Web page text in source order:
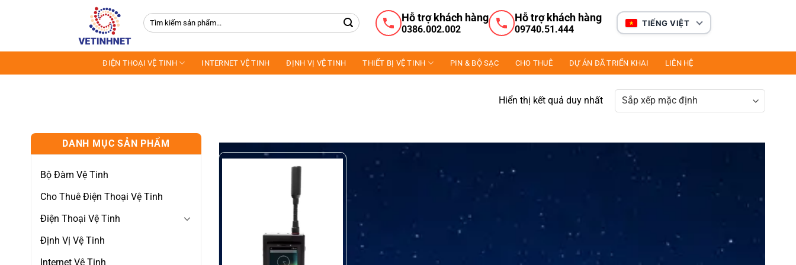
Tìm
kiếm:
Hỗ trợ khách hàng
0386.002.002
Hỗ trợ khách hàng
09740.51.444
TIẾNG VIỆT
ĐIỆN THOẠI VỆ TINH INTERNET VỆ TINH ĐỊNH VỊ VỆ TINH THIẾT BỊ VỆ TINH PIN & BỘ SẠC CHO THUÊ DỰ ÁN ĐÃ TRIỂN KHAI LIÊN HỆ
Hiển thị kết quả duy nhất
DANH MỤC SẢN PHẨM
Bộ Đàm Vệ Tinh
Cho Thuê Điện Thoại Vệ Tinh
Điện Thoại Vệ Tinh
Định Vị Vệ Tinh
Internet Vệ Tinh